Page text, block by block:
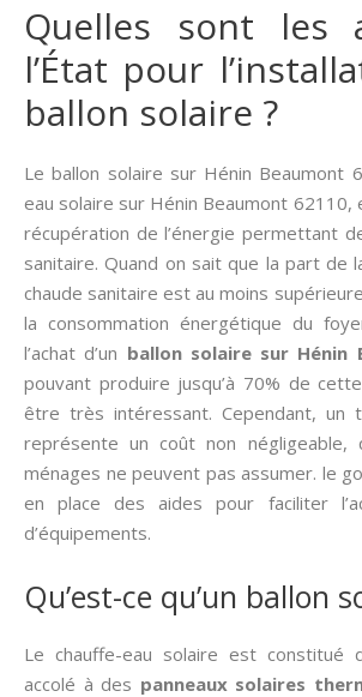
Quelles sont les
l’État pour
ballon solaire ?
Le ballon solaire sur Hénin Beaumont
eau solaire sur Hénin Beaumont
récupération de l’énergie permettant
sanitaire. Quand on sait que la part de
chaude sanitaire est au moins
la consommation énergétique du
l’achat d’un ballon solaire sur Hénin
pouvant produire jusqu’à 70% de
être très intéressant. Cependant, un
représente un coût non négligeable,
ménages ne peuvent pas assumer. le
en place des aides pour faciliter
d’équipements.
Qu’est-ce qu’un ballon
Le chauffe-eau solaire est constitué
accolé à des panneaux solaires